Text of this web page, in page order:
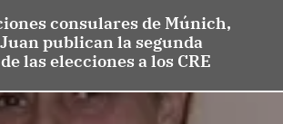
consulares de Múnich,
publican la segunda
las elecciones a los CRE